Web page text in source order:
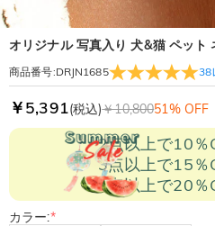
オリジナル 写真入り 犬&猫 ペット
商品番号:DRJN1685 38
￥5,391(税込)￥10,80051% OFF
2点以上で10％
3点以上で15％
5点以上で20％
カラー:*